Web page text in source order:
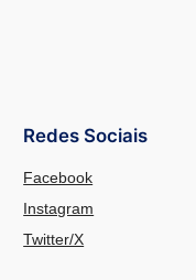
Redes Sociais
Facebook
Instagram
Twitter/X